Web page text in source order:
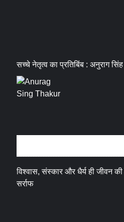
सच्चे नेतृत्व का प्रतिबिंब : अनुराग
विश्वास, संस्कार और धैर्य ही जीवन
सर्राफ